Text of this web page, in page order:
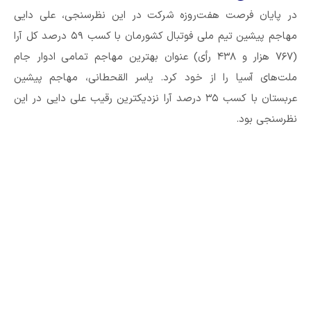
در پایان فرصت هفت‌روزه شرکت در این نظرسنجی، علی دایی
مهاجم پیشین تیم ملی فوتبال کشورمان با کسب ۵۹ درصد کل آرا
(۷۶۷ هزار و ۴۳۸ رأی) عنوان بهترین مهاجم تمامی ادوار جام
ملت‌های آسیا را از خود کرد. یاسر القحطانی، مهاجم پیشین
عربستان با کسب ۳۵ درصد آرا نزدیکترین رقیب علی دایی در این
نظرسنجی بود.